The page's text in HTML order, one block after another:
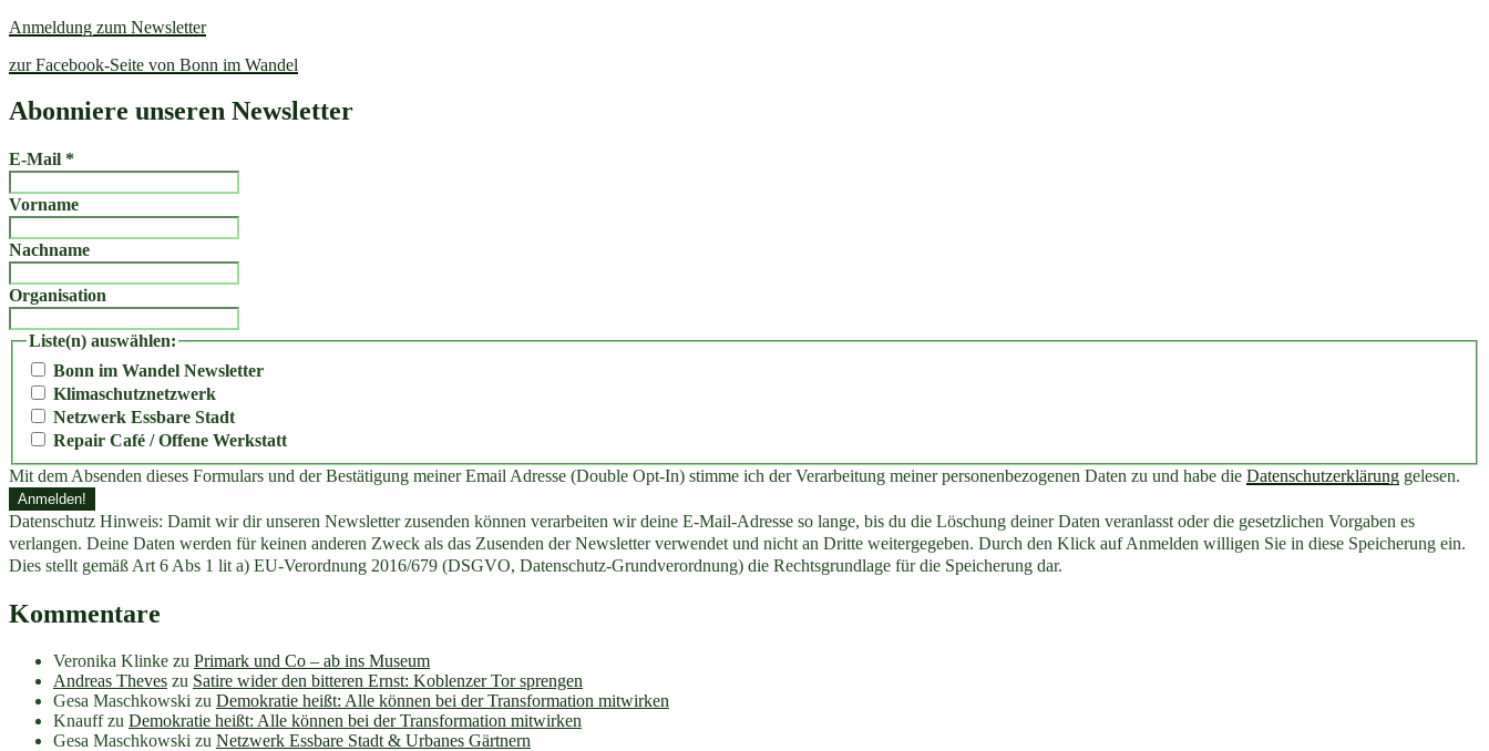
Anmeldung zum Newsletter
zur Facebook-Seite von Bonn im Wandel
Abonniere unseren Newsletter
E-Mail *
Vorname
Nachname
Organisation
Liste(n) auswählen:
Bonn im Wandel Newsletter
Klimaschutznetzwerk
Netzwerk Essbare Stadt
Repair Café / Offene Werkstatt
Mit dem Absenden dieses Formulars und der Bestätigung meiner Email Adresse (Double Opt-In) stimme ich der Verarbeitung meiner personenbezogenen Daten zu und habe die Datenschutzerklärung gelesen.
Datenschutz Hinweis: Damit wir dir unseren Newsletter zusenden können verarbeiten wir deine E-Mail-Adresse so lange, bis du die Löschung deiner Daten veranlasst oder die gesetzlichen Vorgaben es
verlangen. Deine Daten werden für keinen anderen Zweck als das Zusenden der Newsletter verwendet und nicht an Dritte weitergegeben. Durch den Klick auf Anmelden willigen Sie in diese Speicherung ein.
Dies stellt gemäß Art 6 Abs 1 lit a) EU-Verordnung 2016/679 (DSGVO, Datenschutz-Grundverordnung) die Rechtsgrundlage für die Speicherung dar.
Kommentare
Veronika Klinke zu Primark und Co – ab ins Museum
Andreas Theves zu Satire wider den bitteren Ernst: Koblenzer Tor sprengen
Gesa Maschkowski zu Demokratie heißt: Alle können bei der Transformation mitwirken
Knauffzu Demokratie heißt: Alle können bei der Transformation mitwirken
Gesa Maschkowski zu Netzwerk Essbare Stadt & Urbanes Gärtnern